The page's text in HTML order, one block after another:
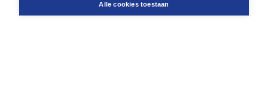
Alle cookies toestaan